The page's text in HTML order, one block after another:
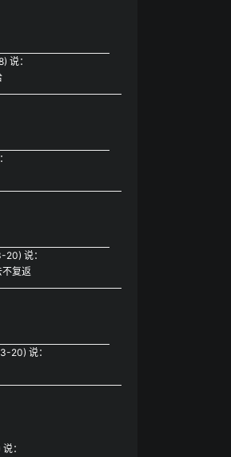
说：
20) 说：
复返
20) 说：
：